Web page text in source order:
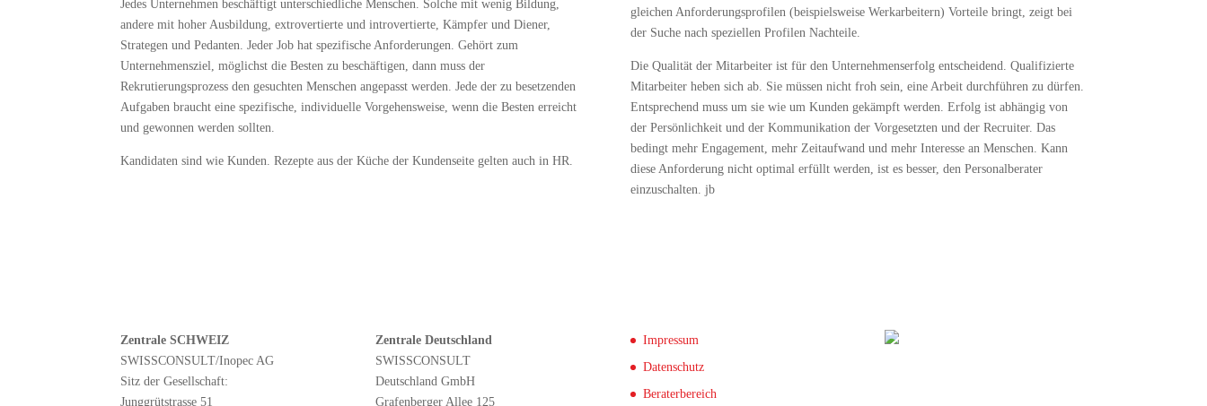
Jedes Unternehmen beschäftigt unterschiedliche Menschen. Solche mit wenig Bildung,
andere mit hoher Ausbildung, extrovertierte und introvertierte, Kämpfer und Diener,
Strategen und Pedanten. Jeder Job hat spezifische Anforderungen. Gehört zum
Unternehmensziel, möglichst die Besten zu beschäftigen, dann muss der
Rekrutierungsprozess den gesuchten Menschen angepasst werden. Jede der zu besetzenden
Aufgaben braucht eine spezifische, individuelle Vorgehensweise, wenn die Besten erreicht
und gewonnen werden sollten.
Kandidaten sind wie Kunden. Rezepte aus der Küche der Kundenseite gelten auch in HR.
gleichen Anforderungsprofilen (beispielsweise Werkarbeitern) Vorteile bringt, zeigt bei
der Suche nach speziellen Profilen Nachteile.
Die Qualität der Mitarbeiter ist für den Unternehmenserfolg entscheidend. Qualifizierte
Mitarbeiter heben sich ab. Sie müssen nicht froh sein, eine Arbeit durchführen zu dürfen.
Entsprechend muss um sie wie um Kunden gekämpft werden. Erfolg ist abhängig von
der Persönlichkeit und der Kommunikation der Vorgesetzten und der Recruiter. Das
bedingt mehr Engagement, mehr Zeitaufwand und mehr Interesse an Menschen. Kann
diese Anforderung nicht optimal erfüllt werden, ist es besser, den Personalberater
einzuschalten. jb
Zentrale SCHWEIZ
SWISSCONSULT/Inopec AG
Sitz der Gesellschaft:
Junggrütstrasse 51
Zentrale Deutschland
SWISSCONSULT
Deutschland GmbH
Grafenberger Allee 125
Impressum
Datenschutz
Beraterbereich